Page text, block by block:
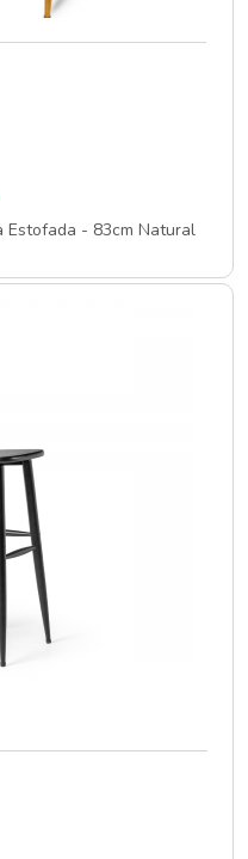
Cadeira Alta Madeira Torneada Estofada - 83cm Natural